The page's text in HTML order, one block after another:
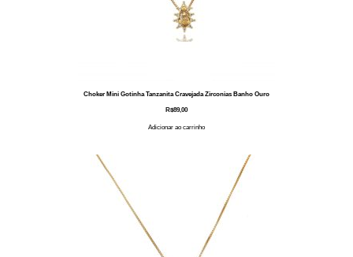
Choker Mini Gotinha Tanzanita Cravejada Zirconias Banho Ouro
R$89,00
Adicionar ao carrinho